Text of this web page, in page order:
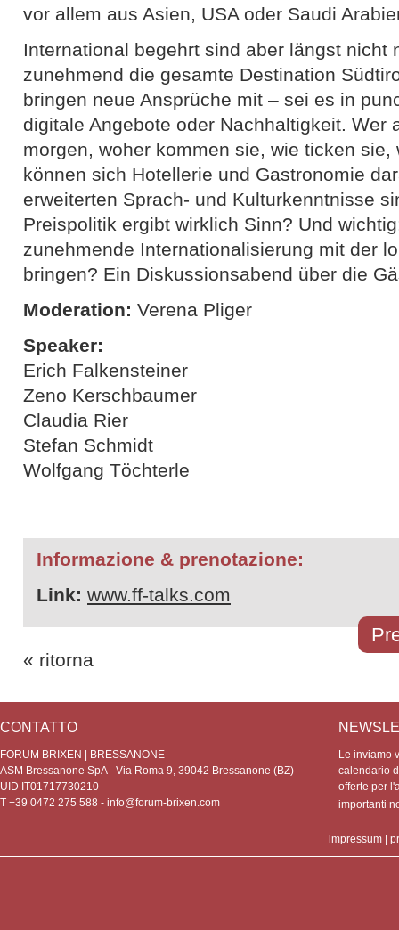
vor allem aus Asien, USA oder Saudi
International begehrt sind aber längst nicht
zunehmend die gesamte Destination
bringen neue Ansprüche mit – sei es in
digitale Angebote oder Nachhaltigkeit. Wer
morgen, woher kommen sie, wie ticken
können sich Hotellerie und Gastronomie
erweiterten Sprach- und Kulturkenntnisse
Preispolitik ergibt wirklich Sinn? Und
zunehmende Internationalisierung mit der
bringen? Ein Diskussionsabend über die
Moderation: Verena Pliger
Speaker:
Erich Falkensteiner
Zeno Kerschbaumer
Claudia Rier
Stefan Schmidt
Wolfgang Töchterle
Informazione & prenotazione:
Link: www.ff-talks.com
« ritorna
CONTATTO
FORUM BRIXEN | BRESSANONE
ASM Bressanone SpA - Via Roma 9, 39042 Bressanone (BZ)
UID IT01717730210
T +39 0472 275 588 - info@forum-brixen.com
Le inviamo
calendario
offerte per
importanti
impressum